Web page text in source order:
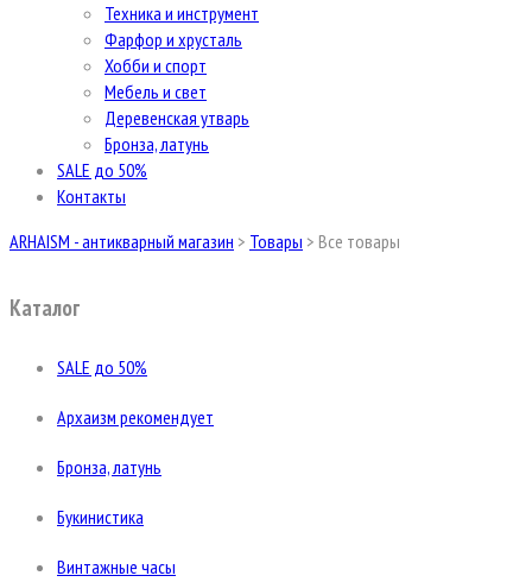
Техника и инструмент
Фарфор и хрусталь
Хобби и спорт
Мебель и свет
Деревенская утварь
Бронза, латунь
SALE до 50%
Контакты
ARHAISM - антикварный магазин > Товары > Все товары
Каталог
SALE до 50%
Архаизм рекомендует
Бронза, латунь
Букинистика
Винтажные часы